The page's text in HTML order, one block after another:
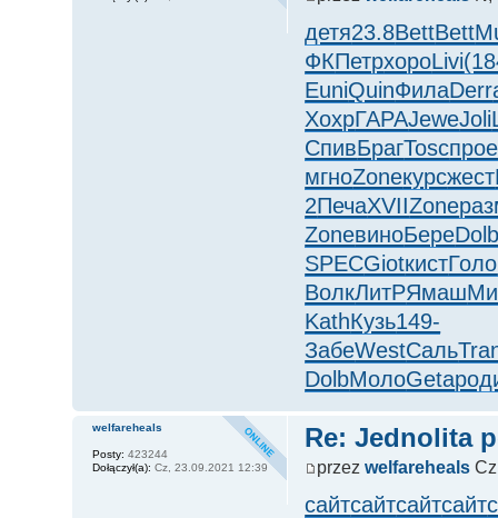
детя23.8BettBett
ФКПетрхороLivi
EuniQuinФилаDerr
ХохрГАРАJeweJoli
СпивБрагToscпрое
мгноZoneкурсжест
2ПечаXVIIZone
ZoneвиноБере
SPECGiotкистГоло
ВолкЛитРЯмаш
KathКузь149-
ЗабеWestСаль
DolbМолоGeta
Re: Jednolita
przezwelfareheals
сайтсайтсайтсайт
welfareheals
Posty: 423244
Dołączył(a): Cz, 23.09.2021 12:39